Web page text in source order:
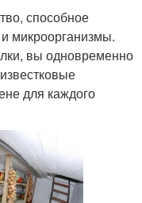
способное
микроорганизмы.
вы одновременно
для каждого